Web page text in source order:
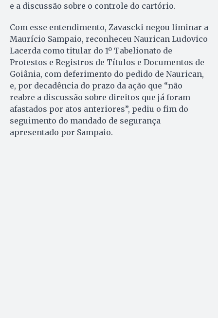
e a discussão sobre o controle do cartório.
Com esse entendimento, Zavascki negou liminar a
Maurício Sampaio, reconheceu Naurican Ludovico
Lacerda como titular do 1º Tabelionato de
Protestos e Registros de Títulos e Documentos de
Goiânia, com deferimento do pedido de Naurican,
e, por decadência do prazo da ação que “não
reabre a discussão sobre direitos que já foram
afastados por atos anteriores”, pediu o fim do
seguimento do mandado de segurança
apresentado por Sampaio.